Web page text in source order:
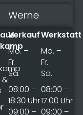
Werne
&
Verkauf
Mo. –
Fr.
Sa.
08:00 –
18:30 Uhr
09:00 –
Werkstatt
Mo. –
Fr.
Sa.
08:00 –
17:00 Uhr
09:00 –